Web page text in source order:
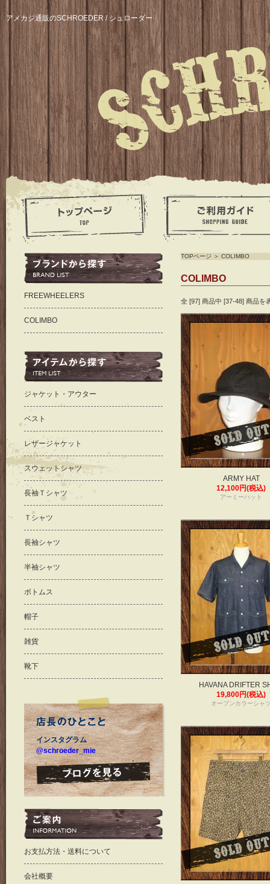
アメカジ通販のSCHROEDER / シュローダー
TOPページ ＞ COLIMBO
COLIMBO
全 [97] 商品中 [37-48] 商品を
ARMY HAT
12,100円(税込)
アーミーハット
HAVANA DRIFTER
19,800円(税込)
オープンカラーシャ
FREEWHEELERS
COLIMBO
ジャケット・アウター
ベスト
レザージャケット
スウェットシャツ
長袖Ｔシャツ
Ｔシャツ
長袖シャツ
半袖シャツ
ボトムス
帽子
雑貨
靴下
インスタグラム
@schroeder_mie
お支払方法・送料について
会社概要